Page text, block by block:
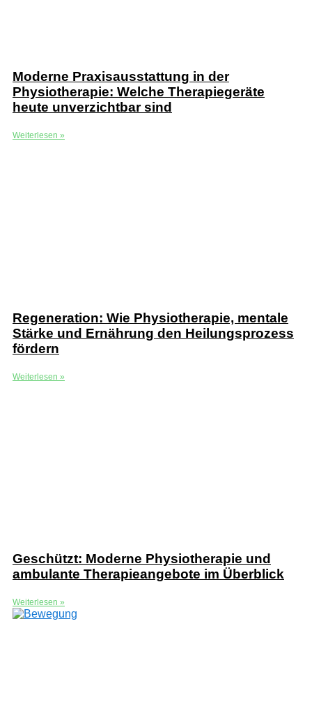
Moderne Praxisausstattung in der
Physiotherapie: Welche Therapiegeräte
heute unverzichtbar sind
Weiterlesen »
Regeneration: Wie Physiotherapie, mentale
Stärke und Ernährung den Heilungsprozess
fördern
Weiterlesen »
Geschützt: Moderne Physiotherapie und
ambulante Therapieangebote im Überblick
Weiterlesen »